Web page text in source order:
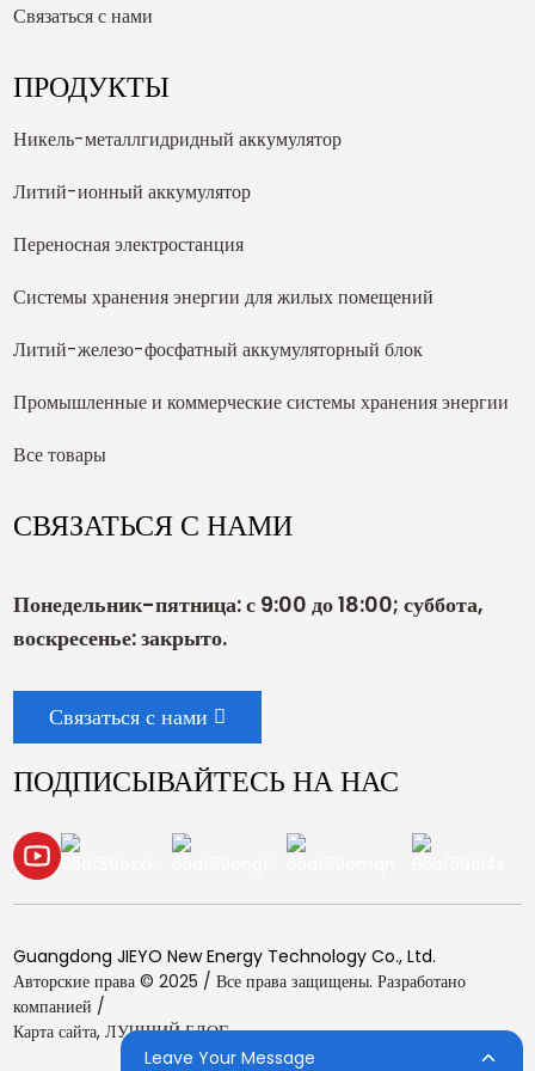
Связаться с нами
ПРОДУКТЫ
Никель-металлгидридный аккумулятор
Литий-ионный аккумулятор
Переносная электростанция
Системы хранения энергии для жилых помещений
Литий-железо-фосфатный аккумуляторный блок
Промышленные и коммерческие системы хранения энергии
Все товары
СВЯЗАТЬСЯ С НАМИ
Понедельник-пятница: с 9:00 до 18:00; суббота,
воскресенье: закрыто.
Связаться с нами
ПОДПИСЫВАЙТЕСЬ НА НАС
Guangdong JIEYO New Energy Technology Co., Ltd.
Авторские права © 2025 / Все права защищены. Разработано
компанией /
Карта сайта, ЛУЧШИЙ БЛОГ
Leave Your Message